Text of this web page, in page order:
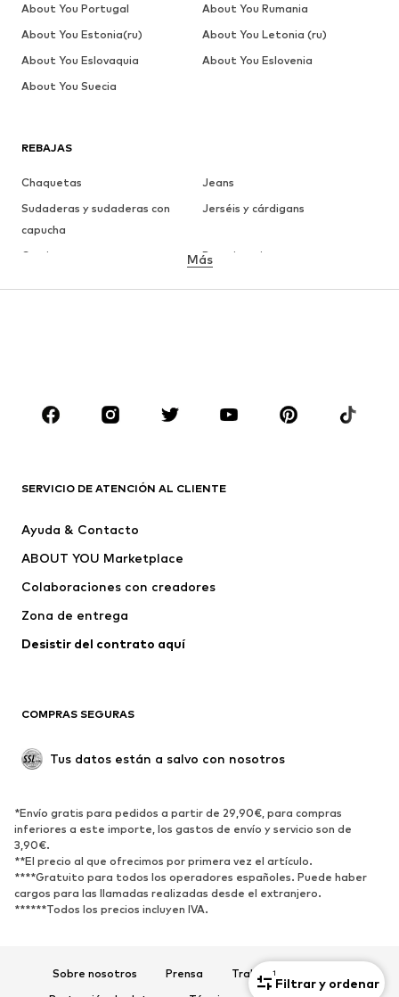
1
Filtrar y ordenar
REBAJAS
Chaquetas
Jeans
Sudaderas y sudaderas con
capucha
Jerséis y cárdigans
Camisetas
Ropa interior
ROPA
Camisetas
Jeans
Pantalones
Ropa interior
Jerséis y cárdigans
Trajes y chaquetas
Nuevo
Tendencia
Zapatos bajos
Zapatos deportivos
Zapatos abiertos
DEPORTE
Ropa deportiva
Disciplinas deportivas
Complementos deportivos
Más
SERVICIO DE ATENCIÓN AL CLIENTE
Ayuda & Contacto
ABOUT YOU Marketplace
Colaboraciones con creadores
Zona de entrega
Desistir del contrato aquí
COMPRAS SEGURAS
Tus datos están a salvo con nosotros
*Envío gratis para pedidos a partir de 29,90€, para compras
inferiores a este importe, los gastos de envío y servicio son de
3,90€.
**El precio al que ofrecimos por primera vez el artículo.
****Gratuito para todos los operadores españoles. Puede haber
cargos para las llamadas realizadas desde el extranjero.
******Todos los precios incluyen IVA.
Sobre nosotros Prensa
Trabaja con nosotros
About You Portugal
About You Rumania
About You Estonia(ru)
About You Letonia (ru)
About You Eslovaquia
About You Eslovenia
About You Suecia